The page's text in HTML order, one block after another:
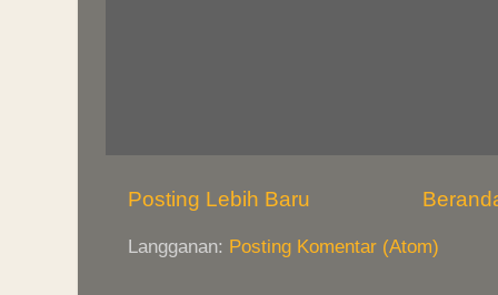
Posting Lebih Baru
Langganan: Posting Komentar (Atom)